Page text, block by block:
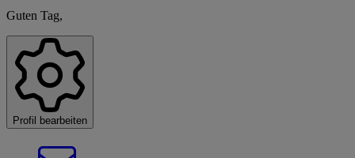
Guten Tag,
Profil bearbeiten